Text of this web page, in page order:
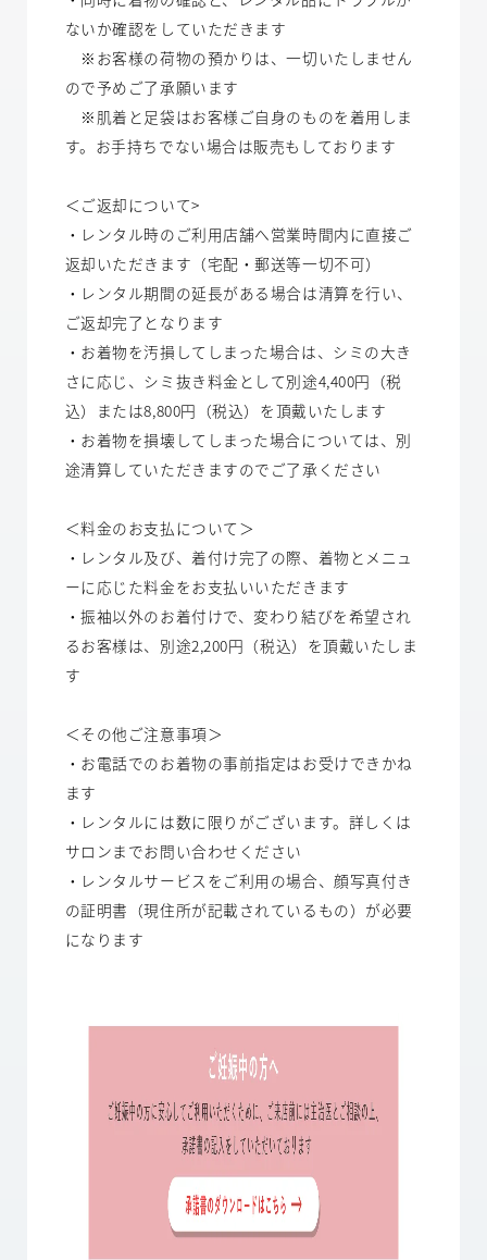
ないか確認をしていただきます
※お客様の荷物の預かりは、一切いたしません
ので予めご了承願います
※肌着と足袋はお客様ご自身のものを着用しま
す。お手持ちでない場合は販売もしております
＜ご返却について>
・レンタル時のご利用店舗へ営業時間内に直接ご
返却いただきます（宅配・郵送等一切不可）
・レンタル期間の延長がある場合は清算を行い、
ご返却完了となります
・お着物を汚損してしまった場合は、シミの大き
さに応じ、シミ抜き料金として別途4,400円（税
込）または8,800円（税込）を頂戴いたします
・お着物を損壊してしまった場合については、別
途清算していただきますのでご了承ください
＜料金のお支払について＞
・レンタル及び、着付け完了の際、着物とメニュ
ーに応じた料金をお支払いいただきます
・振袖以外のお着付けで、変わり結びを希望され
るお客様は、別途2,200円（税込）を頂戴いたしま
す
＜その他ご注意事項＞
・お電話でのお着物の事前指定はお受けできかね
ます
・レンタルには数に限りがございます。詳しくは
サロンまでお問い合わせください
・レンタルサービスをご利用の場合、顔写真付き
の証明書（現住所が記載されているもの）が必要
になります